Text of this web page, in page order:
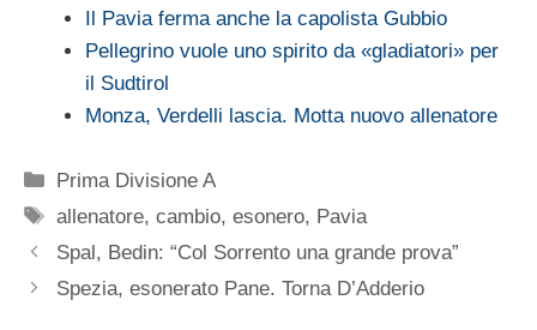
Il Pavia ferma anche la capolista Gubbio
Pellegrino vuole uno spirito da «gladiatori» per
il Sudtirol
Monza, Verdelli lascia. Motta nuovo allenatore
Categorie
Prima Divisione A
Tag
allenatore,cambio,esonero, Pavia
Spal, Bedin: “Col Sorrento una grande prova”
Spezia, esonerato Pane. Torna D’Adderio